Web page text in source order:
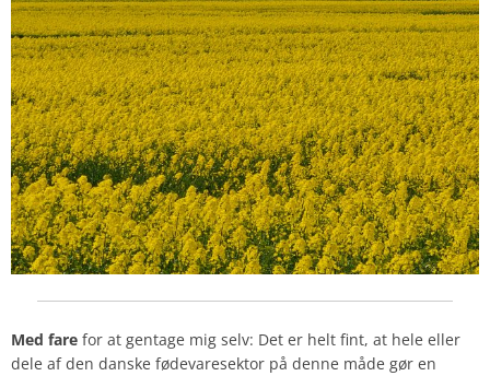
Med fare for at gentage mig selv: Det er helt fint, at hele eller
dele af den danske fødevaresektor på denne måde gør en